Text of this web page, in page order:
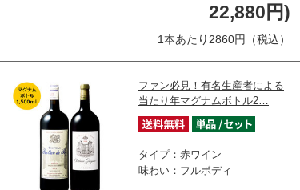
22,880円)
1本あたり2860円（税込）
ファン必見！有名生産者による
当たり年マグナムボトル2…
タイプ：赤ワイン
味わい：フルボディ